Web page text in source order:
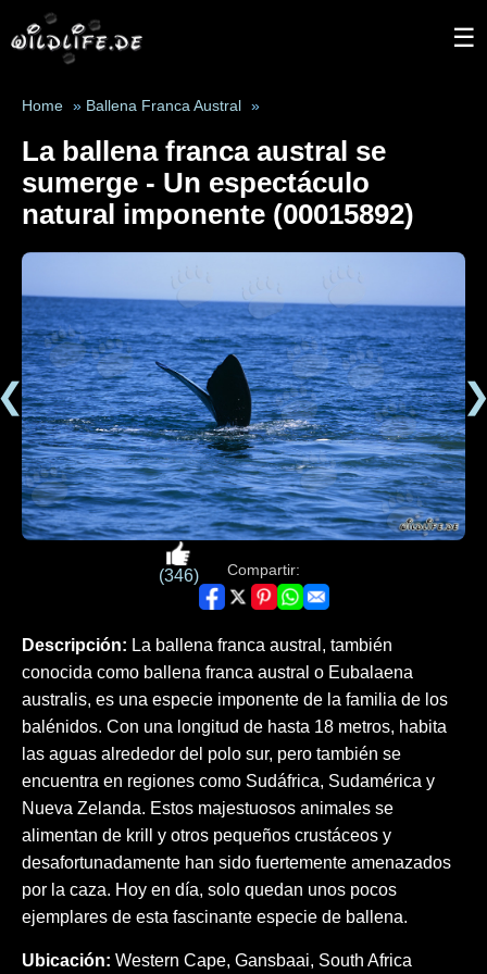
☰
Home » Ballena Franca Austral »
La ballena franca austral se
sumerge - Un espectáculo
natural imponente (00015892)
(346) Compartir:
Descripción: La ballena franca austral, también
conocida como ballena franca austral o Eubalaena
australis, es una especie imponente de la familia de los
balénidos. Con una longitud de hasta 18 metros, habita
las aguas alrededor del polo sur, pero también se
encuentra en regiones como Sudáfrica, Sudamérica y
Nueva Zelanda. Estos majestuosos animales se
alimentan de krill y otros pequeños crustáceos y
desafortunadamente han sido fuertemente amenazados
por la caza. Hoy en día, solo quedan unos pocos
ejemplares de esta fascinante especie de ballena.
Ubicación: Western Cape, Gansbaai, South Africa